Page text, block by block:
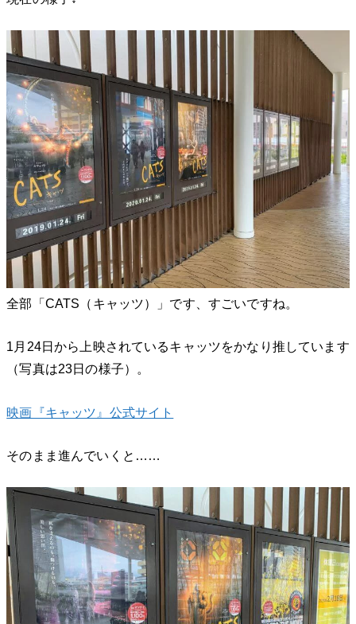
全部「CATS（キャッツ）」です、すごいですね。
1月24日から上映されているキャッツをかなり推しています
（写真は23日の様子）。
映画『キャッツ』公式サイト
そのまま進んでいくと……